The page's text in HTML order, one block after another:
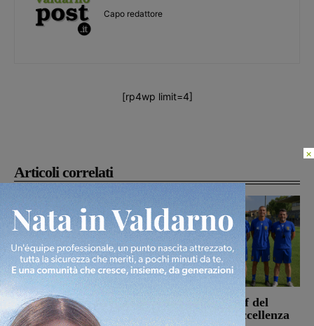
Articoli correlati
La Sangiovannese tiene
testa al San Donato
Ufficiale lo staff del
Figline per l’Eccellenza
Capo redattore
[rp4wp limit=4]
×